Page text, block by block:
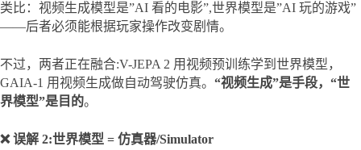
类比：视频生成模型是”AI 看的电影”,世界模型是”AI 玩的游戏”
——后者必须能根据玩家操作改变剧情。
不过，两者正在融合:V-JEPA 2 用视频预训练学到世界模型，
GAIA-1 用视频生成做自动驾驶仿真。 “视频生成”是手段，“世
界模型”是目的。
❌ 误解 2:世界模型 = 仿真器/Simulator